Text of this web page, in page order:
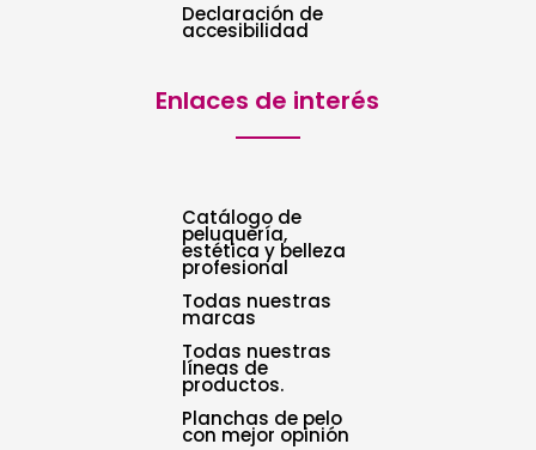
Declaración de
accesibilidad
Enlaces de interés
Catálogo de
peluquería,
estética y belleza
profesional
Todas nuestras
marcas
Todas nuestras
líneas de
productos.
Planchas de pelo
con mejor opinión